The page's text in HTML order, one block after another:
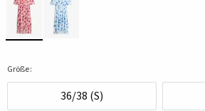
Größe:
36/38 (S)